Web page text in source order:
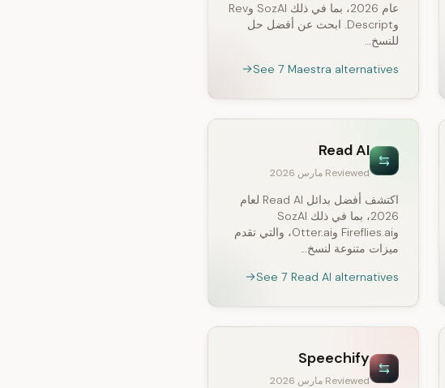
عام 2026، بما في ذلك SozAI وRev
وDescript. ابحث عن أفضل حل
للنسخ…
See 7 Maestra alternatives
Read AI
Reviewed مارس 2026
اكتشف أفضل بدائل Read AI لعام
2026، بما في ذلك SozAI
وFireflies.ai وOtter.ai، والتي تقدم
ميزات متنوعة لنسخ…
See 7 Read AI alternatives
Speechify
Reviewed مارس 2026